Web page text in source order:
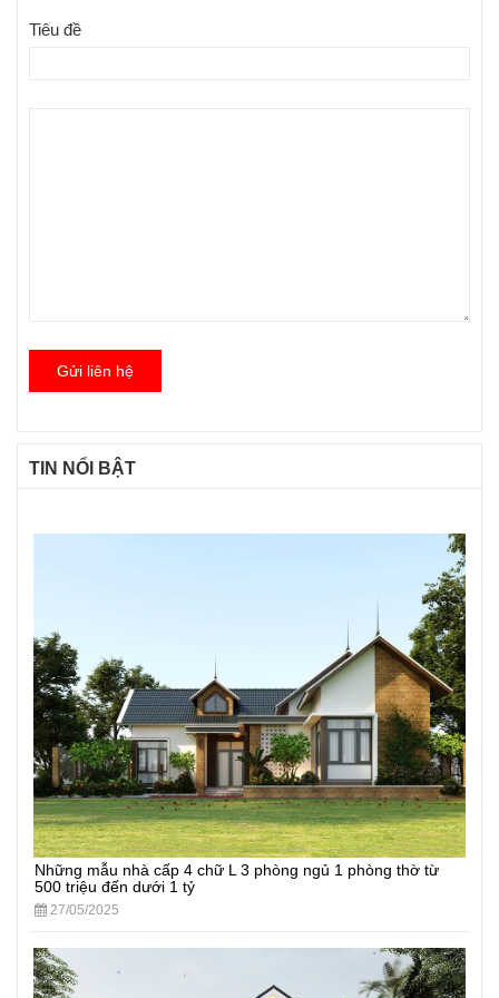
Tiêu đề
Gửi liên hệ
TIN NỔI BẬT
Những mẫu nhà cấp 4 chữ L 3 phòng ngủ 1 phòng thờ từ
500 triệu đến dưới 1 tỷ
27/05/2025